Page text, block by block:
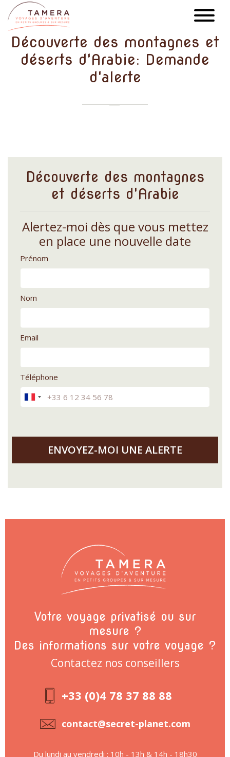
Aller
au
contenu
principal
Découverte des montagnes et
déserts d'Arabie: Demande
d'alerte
Découverte des montagnes
et déserts d'Arabie
Alertez-moi dès que vous mettez
en place une nouvelle date
Prénom
Nom
Email
Téléphone
ENVOYEZ-MOI UNE ALERTE
Votre voyage privatisé ou sur
mesure ?
Des informations sur votre voyage ?
Contactez nos conseillers
+33 (0)4 78 37 88 88
contact@secret-planet.com
Du lundi au vendredi : 10h - 13h & 14h - 18h30